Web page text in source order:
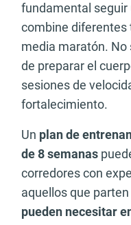
fundamental seguir
combine diferentes
media maratón. No
de preparar el
sesiones de
fortalecimiento.
Un plan de
de 8 semanas
corredores con
aquellos que parten
pueden necesitar